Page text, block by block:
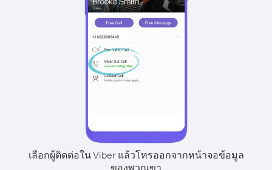
เลือกผู้ติดต่อใน Viber แล้วโทรออกจากหน้าจอข้อมูล
ของพวกเขา